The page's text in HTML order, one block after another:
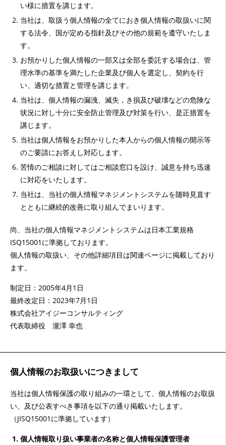
い様に措置を講じます。
当社は、取扱う個人情報の全てにおき個人情報の取扱いに関
する法令、国が定める指針及びその他の規範を遵守いたしま
す。
お預かりした個人情報の一部又は全部を委託する場合は、管
理水準の基準を満たした企業及び個人を選定し、契約を行
い、適切な措置と管理を講じます。
当社は、個人情報の漏洩、滅失，き損及び破壊などの危険な
状況に対し十分に安全防止管理及び対策を行い、是正措置を
講じます。
当社は個人情報をお預かりした本人からの個人情報の開示等
のご要請にお答えし対応します。
苦情のご相談に対してはご相談窓口を設け、誠意を持ち迅速
に対応をいたします。
当社は、当社の個人情報マネジメントシステムを随時見直す
とともに継続的改善に取り組んでまいります。
尚、当社の個人情報マネジメントシステムは日本工業規格
ISQ15001に準拠しております。
個人情報の取扱い、その他詳細項目は関連ページに掲載しており
ます。
制定日：2005年4月1日
最終改定日：2023年7月1日
株式会社アイジーコンサルティング
代表取締役 瀧澤 幸也
個人情報のお取扱いにつきまして
当社は個人情報保護の取り組みの一環として、個人情報のお取扱
い、及び公表すべき事項を以下の通り掲載いたします。
（JISQ15001に準拠しています）
個人情報取り扱い事業者の名称と個人情報保護管理者